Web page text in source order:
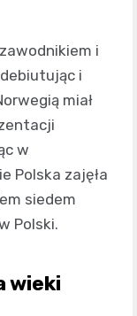
i
i
miał
w
Polska zajęła
siedem
Polski.
wieki